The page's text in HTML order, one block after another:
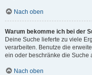
Nach oben
Warum bekomme ich bei der
Deine Suche lieferte zu viele
verarbeiten. Benutze die
ein oder beschränke die Suche
Nach oben